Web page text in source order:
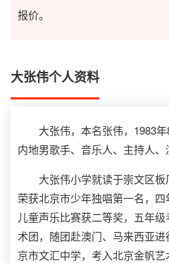
报价。
大张伟个人资料
大张伟，本名张伟，1983年
内地男歌手、音乐人、主持人、
大张伟小学就读于崇文区板
荣获北京市少年独唱第一名，
儿童声乐比赛获二等奖，五年
术团，随团赴澳门、马来西亚
京市文汇中学，考入北京金帆